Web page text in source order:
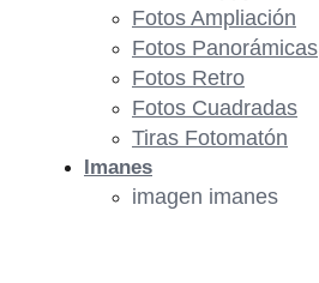
Fotos Ampliación
Fotos Panorámicas
Fotos Retro
Fotos Cuadradas
Tiras Fotomatón
Imanes
imagen imanes